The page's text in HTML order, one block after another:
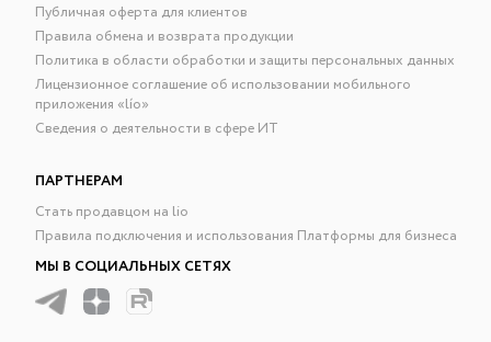
Публичная оферта для клиентов
Правила обмена и возврата продукции
Политика в области обработки и защиты персональных данных
Лицензионное соглашение об использовании мобильного
приложения «lío»
Сведения о деятельности в сфере ИТ
ПАРТНЕРАМ
Стать продавцом на lio
Правила подключения и использования Платформы для бизнеса
МЫ В СОЦИАЛЬНЫХ СЕТЯХ